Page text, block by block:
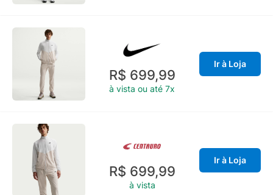
R$ 699,99
à vista ou até 7x
Ir à Loja
R$ 699,99
à vista
Ir à Loja